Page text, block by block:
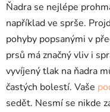
Ňadra se nejlépe
například ve sprše.
pohyby popsanými v
prsů má značný vliv i
vyvíjený tlak na ňadra
častých bolestí. Vaše
sedět. Nesmí se nikde